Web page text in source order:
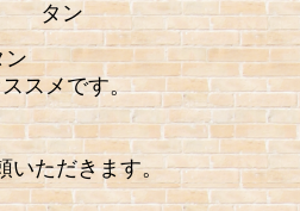
タン
ン
スメです。
ただきます。